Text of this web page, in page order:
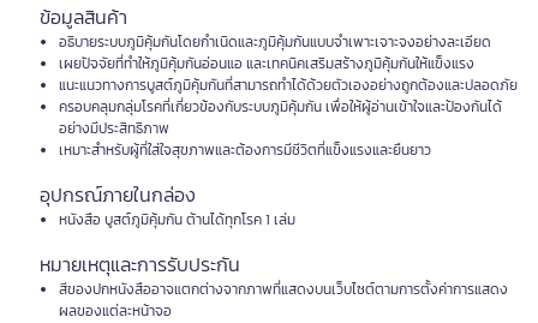
ข้อมูลสินค้า
อธิบายระบบภูมิคุ้มกันโดยกำเนิดและภูมิคุ้มกันแบบจำเพาะเจาะจงอย่างละเอียด
เผยปัจจัยที่ทำให้ภูมิคุ้มกันอ่อนแอ และเทคนิคเสริมสร้างภูมิคุ้มกันให้แข็งแรง
แนะแนวทางการบูสต์ภูมิคุ้มกันที่สามารถทำได้ด้วยตัวเองอย่างถูกต้องและปลอดภัย
ครอบคลุมกลุ่มโรคที่เกี่ยวข้องกับระบบภูมิคุ้มกัน เพื่อให้ผู้อ่านเข้าใจและป้องกันได้
อย่างมีประสิทธิภาพ
เหมาะสำหรับผู้ที่ใส่ใจสุขภาพและต้องการมีชีวิตที่แข็งแรงและยืนยาว
อุปกรณ์ภายในกล่อง
หนังสือ บูสต์ภูมิคุ้มกัน ต้านได้ทุกโรค 1 เล่ม
หมายเหตุและการรับประกัน
สีของปกหนังสืออาจแตกต่างจากภาพที่แสดงบนเว็บไซต์ตามการตั้งค่าการแสดง
ผลของแต่ละหน้าจอ